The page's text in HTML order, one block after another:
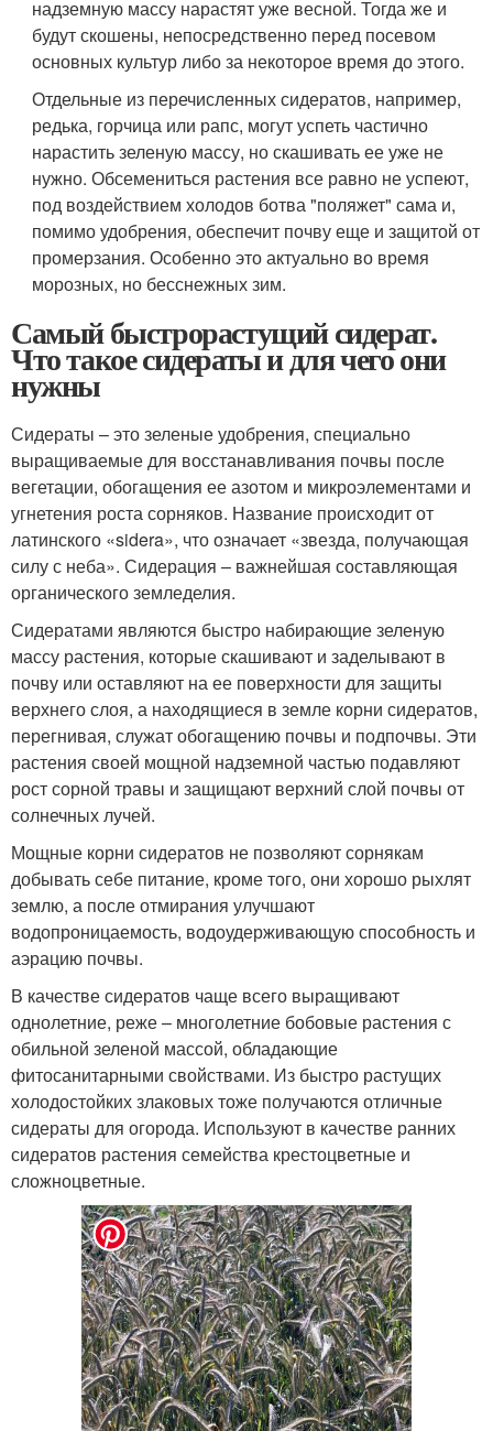
надземную массу нарастят уже весной. Тогда же и
будут скошены, непосредственно перед посевом
основных культур либо за некоторое время до этого.
Отдельные из перечисленных сидератов, например,
редька, горчица или рапс, могут успеть частично
нарастить зеленую массу, но скашивать ее уже не
нужно. Обсемениться растения все равно не успеют,
под воздействием холодов ботва "поляжет" сама и,
помимо удобрения, обеспечит почву еще и защитой от
промерзания. Особенно это актуально во время
морозных, но бесснежных зим.
Самый быстрорастущий сидерат.
Что такое сидераты и для чего они
нужны
Сидераты – это зеленые удобрения, специально
выращиваемые для восстанавливания почвы после
вегетации, обогащения ее азотом и микроэлементами и
угнетения роста сорняков. Название происходит от
латинского «sidera», что означает «звезда, получающая
силу с неба». Сидерация – важнейшая составляющая
органического земледелия.
Сидератами являются быстро набирающие зеленую
массу растения, которые скашивают и заделывают в
почву или оставляют на ее поверхности для защиты
верхнего слоя, а находящиеся в земле корни сидератов,
перегнивая, служат обогащению почвы и подпочвы. Эти
растения своей мощной надземной частью подавляют
рост сорной травы и защищают верхний слой почвы от
солнечных лучей.
Мощные корни сидератов не позволяют сорнякам
добывать себе питание, кроме того, они хорошо рыхлят
землю, а после отмирания улучшают
водопроницаемость, водоудерживающую способность и
аэрацию почвы.
В качестве сидератов чаще всего выращивают
однолетние, реже – многолетние бобовые растения с
обильной зеленой массой, обладающие
фитосанитарными свойствами. Из быстро растущих
холодостойких злаковых тоже получаются отличные
сидераты для огорода. Используют в качестве ранних
сидератов растения семейства крестоцветные и
сложноцветные.